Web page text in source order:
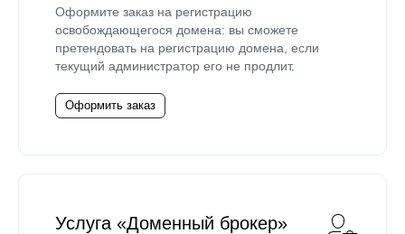
Оформите заказ на регистрацию
освобождающегося домена: вы сможете
претендовать на регистрацию домена, если
текущий администратор его не продлит.
Оформить заказ
Услуга «Доменный брокер»